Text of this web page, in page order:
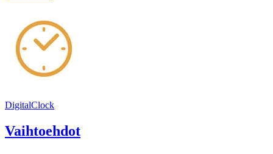
DigitalClock
Vaihtoehdot